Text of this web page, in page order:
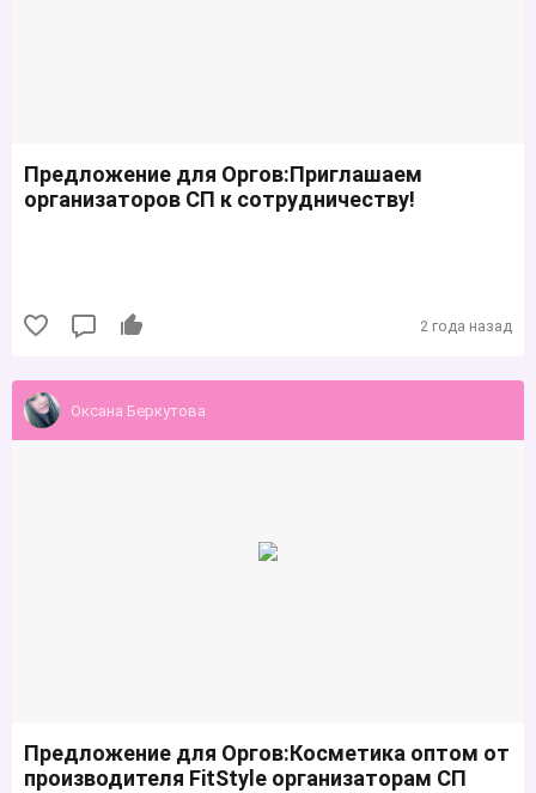
Предложение для Оргов:Приглашаем
организаторов СП к сотрудничеству!
2 года назад
Оксана Беркутова
Предложение для Оргов:Косметика оптом от
производителя FitStyle организаторам СП